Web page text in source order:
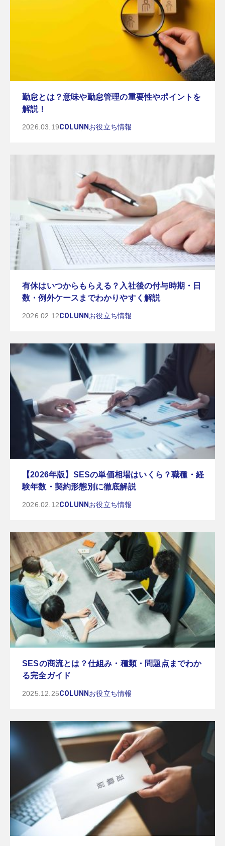
勤怠とは？意味や勤怠管理の重要性やポイントを
解説！
2026.03.19COLUNN お役立ち情報
有休はいつからもらえる？入社後の付与時期・日
数・例外ケースまでわかりやすく解説
2026.02.12COLUNN お役立ち情報
【2026年版】SESの単価相場はいくら？職種・経
験年数・契約形態別に徹底解説
2026.02.12COLUNN お役立ち情報
SESの商流とは？仕組み・種類・問題点までわか
る完全ガイド
2025.12.25COLUNNお役立ち情報